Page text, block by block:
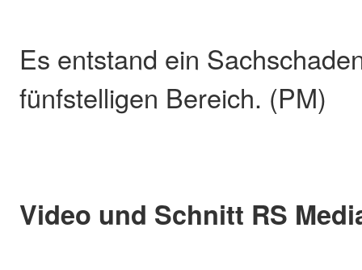
Es entstand ein
fünfstelligen Bereich. (PM)
Video und Schnitt RS